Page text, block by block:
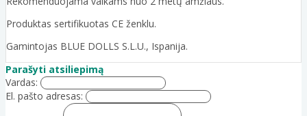
Produktas sertifikuotas CE ženklu.
Gamintojas BLUE DOLLS S.L.U., Ispanija.
Parašyti atsiliepimą
Vardas:
El. pašto adresas: